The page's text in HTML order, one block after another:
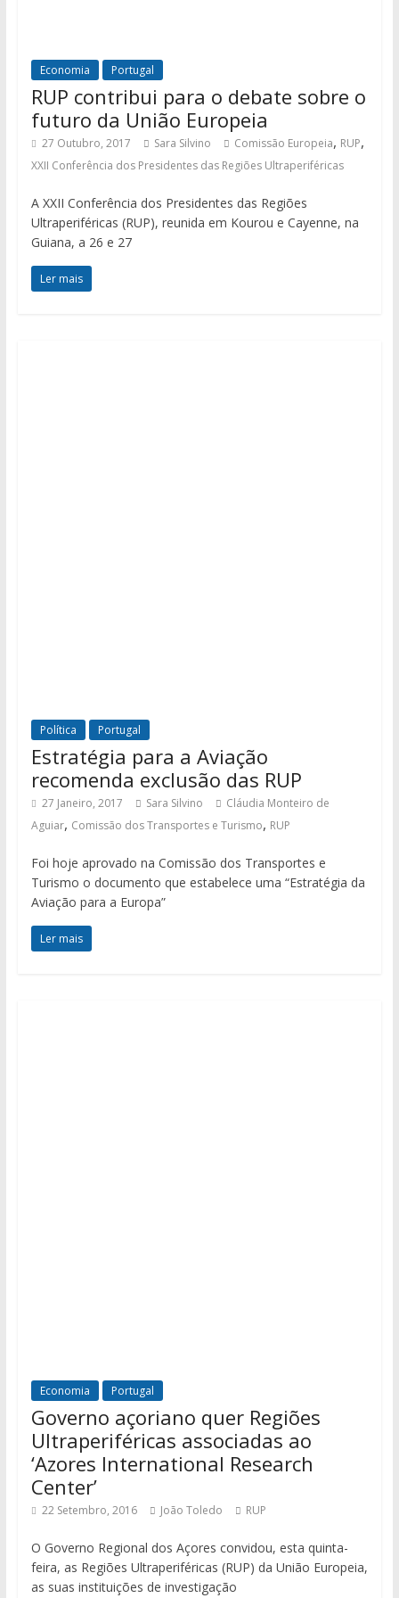
Economia Portugal
RUP contribui para o debate sobre o
futuro da União Europeia
27 Outubro, 2017 Sara Silvino Comissão Europeia, RUP,
XXII Conferência dos Presidentes das Regiões Ultraperiféricas
A XXII Conferência dos Presidentes das Regiões
Ultraperiféricas (RUP), reunida em Kourou e Cayenne, na
Guiana, a 26 e 27
Ler mais
Política Portugal
Estratégia para a Aviação
recomenda exclusão das RUP
27 Janeiro, 2017 Sara Silvino
Cláudia Monteiro de
Aguiar, Comissão dos Transportes e Turismo, RUP
Foi hoje aprovado na Comissão dos Transportes e
Turismo o documento que estabelece uma “Estratégia da
Aviação para a Europa”
Ler mais
Economia Portugal
Governo açoriano quer Regiões
Ultraperiféricas associadas ao
‘Azores International Research
Center’
22 Setembro, 2016 João Toledo RUP
O Governo Regional dos Açores convidou, esta quinta-
feira, as Regiões Ultraperiféricas (RUP) da União Europeia,
as suas instituições de investigação